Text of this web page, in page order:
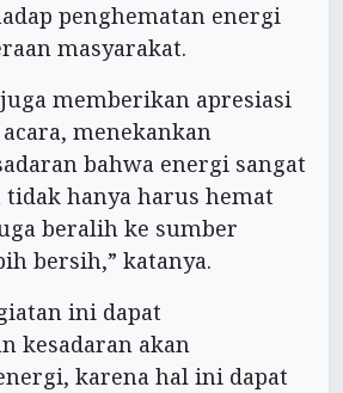
penghematan energi
masyarakat.
memberikan apresiasi
menekankan
bahwa energi sangat
tidak hanya harus hemat
beralih ke sumber
bersih,” katanya.
ini dapat
kesadaran akan
karena hal ini dapat